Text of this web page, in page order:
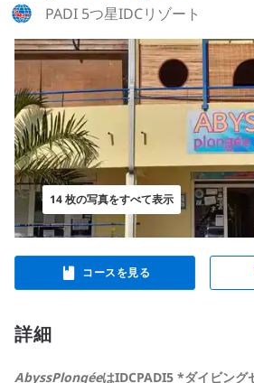
PADI 5つ星IDCリゾート
14 枚の写真をすべて表示
コースを見る
詳細
AbyssPlongéeはIDCPADI5 *ダイビング